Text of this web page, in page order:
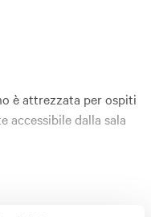
è attrezzata per ospiti
accessibile dalla sala